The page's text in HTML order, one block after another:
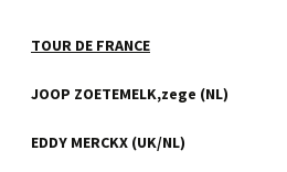
TOUR DE FRANCE
JOOP ZOETEMELK,zege (NL)
EDDY MERCKX (UK/NL)